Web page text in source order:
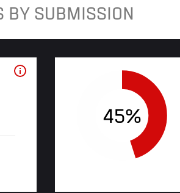
BY SUBMISSION
45%